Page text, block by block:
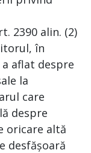
2390 alin. (2)
în
aflat despre
la
care
despre
oricare altă
desfășoară